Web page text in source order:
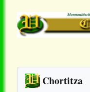
Chortitza